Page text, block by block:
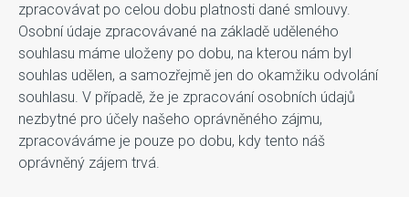
zpracovávat po celou dobu platnosti dané smlouvy.
Osobní údaje zpracovávané na základě uděleného
souhlasu máme uloženy po dobu, na kterou nám byl
souhlas udělen, a samozřejmě jen do okamžiku odvolání
souhlasu. V případě, že je zpracování osobních údajů
nezbytné pro účely našeho oprávněného zájmu,
zpracováváme je pouze po dobu, kdy tento náš
oprávněný zájem trvá.